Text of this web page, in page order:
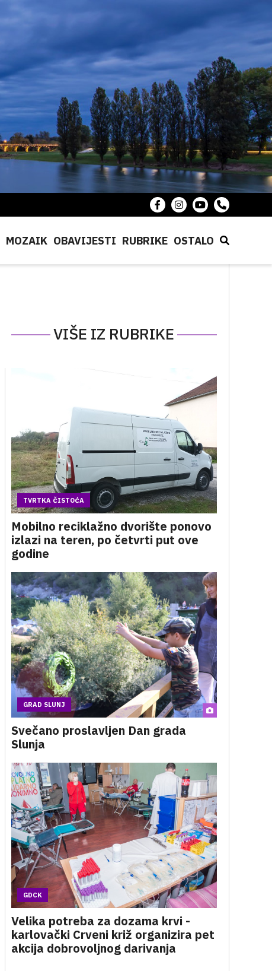
MOZAIK OBAVIJESTI RUBRIKE OSTALO
VIŠE IZ RUBRIKE
TVRTKA ČISTOĆA
Mobilno reciklažno dvorište ponovo
izlazi na teren, po četvrti put ove
godine
GRAD SLUNJ
Svečano proslavljen Dan grada
Slunja
GDCK
Velika potreba za dozama krvi -
karlovački Crveni križ organizira pet
akcija dobrovoljnog darivanja